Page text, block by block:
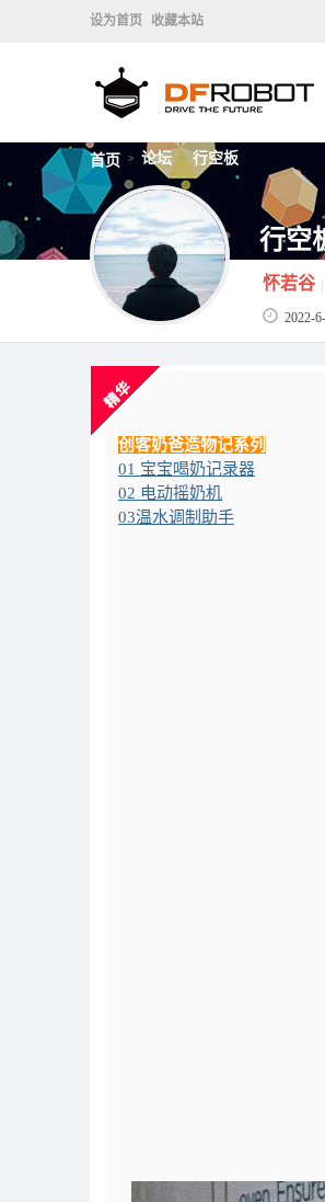
设为首页 收藏本站
首页 > 论坛 > 行空板
行空
怀若谷
2022-
创客奶爸造物记系列
01 宝宝喝奶记录器
02 电动摇奶机
03温水调制助手